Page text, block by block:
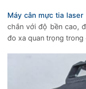
Máy cân mực tia laser
chắn với độ bền cao,
đo xa quan trọng